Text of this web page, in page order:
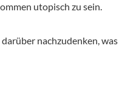
utopisch zu sein.
nachzudenken, was